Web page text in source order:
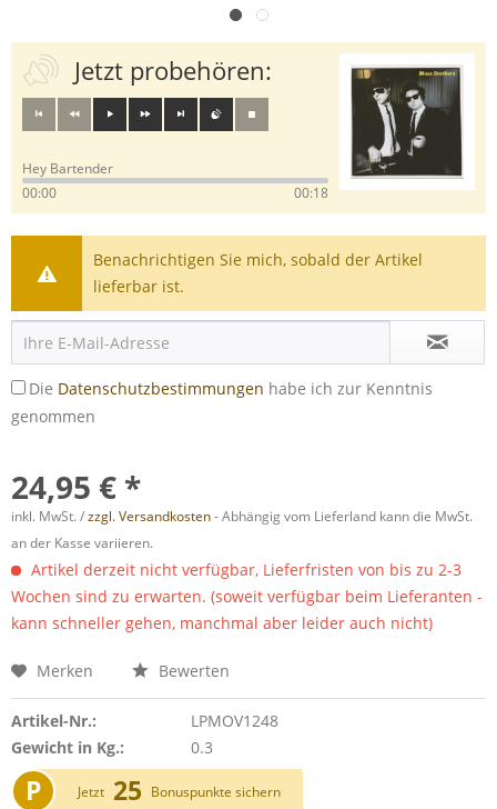
Jetzt probehören:
Hey Bartender
00:00
00:18
Benachrichtigen Sie mich, sobald der Artikel
lieferbar ist.
Die Datenschutzbestimmungen habe ich zur Kenntnis
genommen
24,95 € *
inkl. MwSt. /zzgl. Versandkosten- Abhängig vom Lieferland kann die MwSt.
an der Kasse variieren.
Artikel derzeit nicht verfügbar, Lieferfristen von bis zu 2-3
Wochen sind zu erwarten. (soweit verfügbar beim Lieferanten -
kann schneller gehen, manchmal aber leider auch nicht)
Merken Bewerten
Artikel-Nr.:
LPMOV1248
Gewicht in Kg.:
0.3
P Jetzt 25 Bonuspunkte sichern